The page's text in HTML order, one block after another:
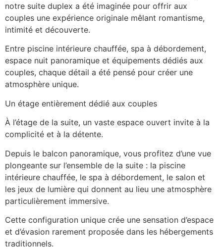
notre suite duplex a été imaginée pour offrir aux
couples une expérience originale mêlant romantisme,
intimité et découverte.
Entre piscine intérieure chauffée, spa à débordement,
espace nuit panoramique et équipements dédiés aux
couples, chaque détail a été pensé pour créer une
atmosphère unique.
Un étage entièrement dédié aux couples
À l’étage de la suite, un vaste espace ouvert invite à la
complicité et à la détente.
Depuis le balcon panoramique, vous profitez d’une vue
plongeante sur l’ensemble de la suite : la piscine
intérieure chauffée, le spa à débordement, le salon et
les jeux de lumière qui donnent au lieu une atmosphère
particulièrement immersive.
Cette configuration unique crée une sensation d’espace
et d’évasion rarement proposée dans les hébergements
traditionnels.